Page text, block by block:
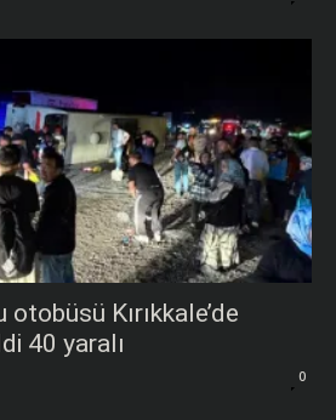
Kırıkkale’de
40 yaralı
0